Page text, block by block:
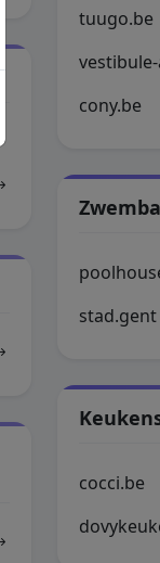
tuugo.be
cony.be
stad.gent
cocci.be